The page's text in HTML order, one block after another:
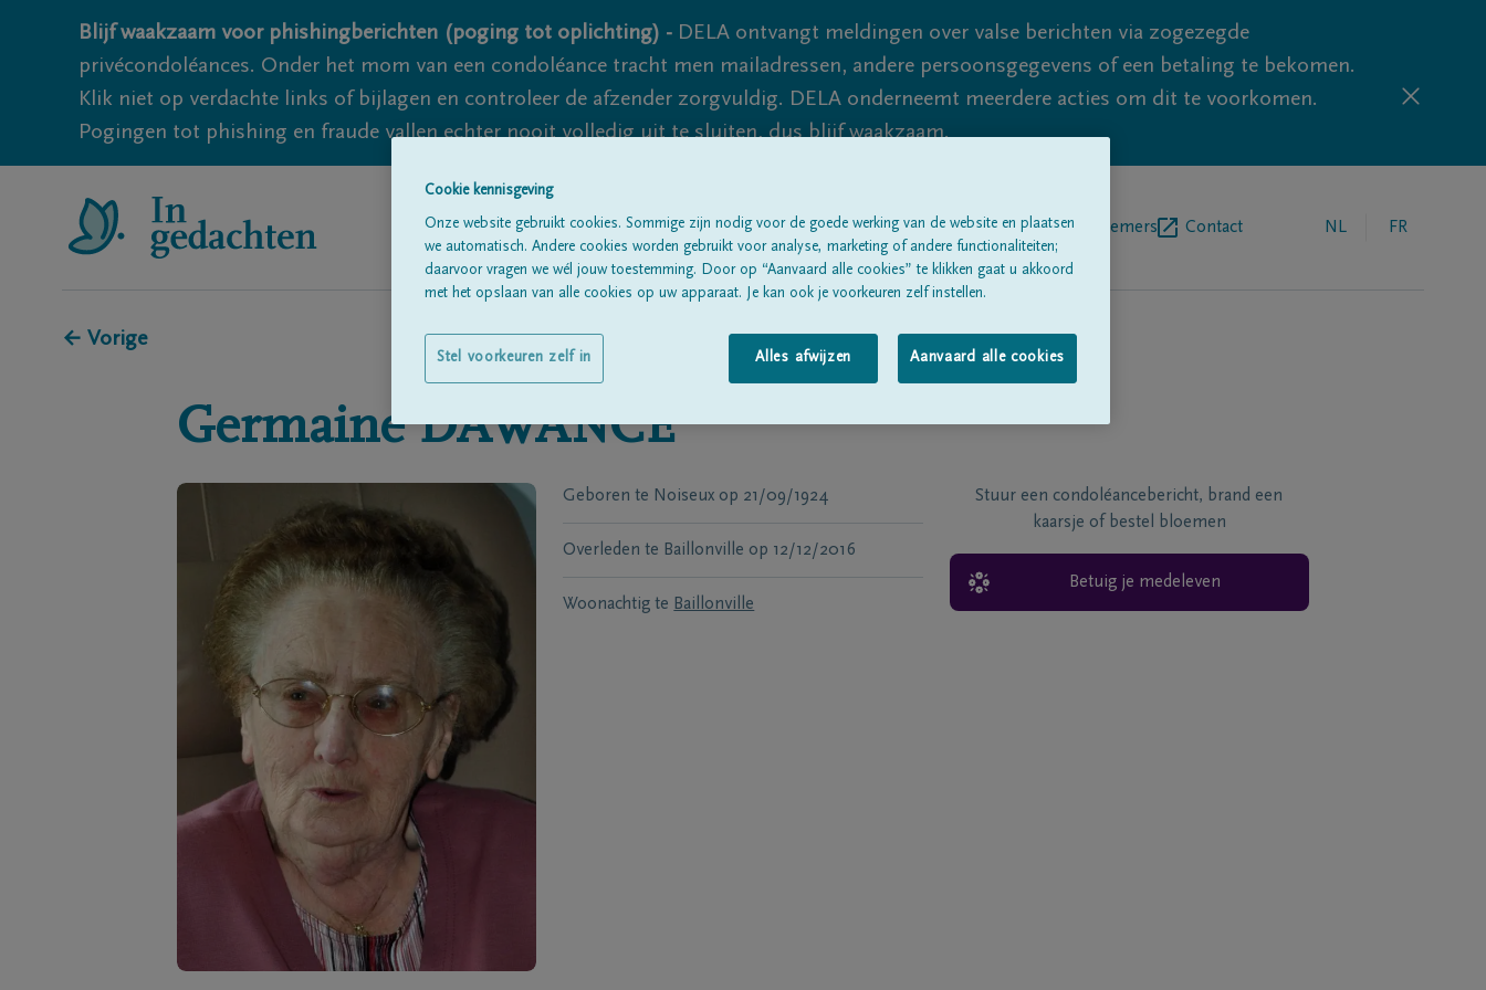
Blijf waakzaam voor phishingberichten (poging tot oplichting) - DELA ontvangt meldingen over valse berichten via zogezegde
privécondoléances. Onder het mom van een condoléance tracht men mailadressen, andere persoonsgegevens of een betaling te bekomen.
Klik niet op verdachte links of bijlagen en controleer de afzender zorgvuldig. DELA onderneemt meerdere acties om dit te voorkomen.
Pogingen tot phishing en fraude vallen echter nooit volledig uit te sluiten, dus blijf waakzaam.
Alle rouwberichtenOver onsBegrafenisondernemers Contact NL FR
← Vorige
Germaine DAWANCE
Geboren te Noiseux op 21/09/1924
Overleden te Baillonville op 12/12/2016
Woonachtig te Baillonville
Stuur een condoléancebericht, brand een
kaarsje of bestel bloemen
Betuig je medeleven
Cookie kennisgeving
Onze website gebruikt cookies. Sommige zijn nodig voor de goede werking van de website en plaatsen
we automatisch. Andere cookies worden gebruikt voor analyse, marketing of andere functionaliteiten;
daarvoor vragen we wél jouw toestemming. Door op “Aanvaard alle cookies” te klikken gaat u akkoord
met het opslaan van alle cookies op uw apparaat. Je kan ook je voorkeuren zelf instellen.
Alles afwijzen Aanvaard alle cookies
Stel voorkeuren zelf in